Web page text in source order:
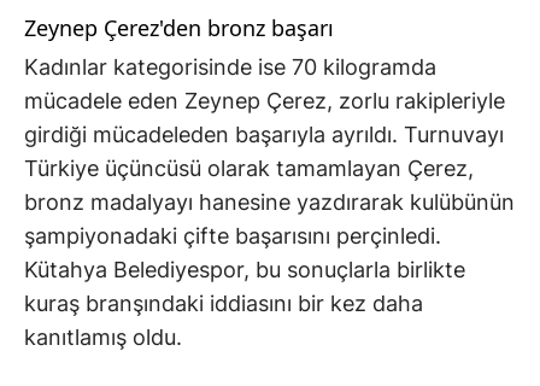
Zeynep Çerez'den bronz başarı
Kadınlar kategorisinde ise 70 kilogramda
mücadele eden Zeynep Çerez, zorlu rakipleriyle
girdiği mücadeleden başarıyla ayrıldı. Turnuvayı
Türkiye üçüncüsü olarak tamamlayan Çerez,
bronz madalyayı hanesine yazdırarak kulübünün
şampiyonadaki çifte başarısını perçinledi.
Kütahya Belediyespor, bu sonuçlarla birlikte
kuraş branşındaki iddiasını bir kez daha
kanıtlamış oldu.